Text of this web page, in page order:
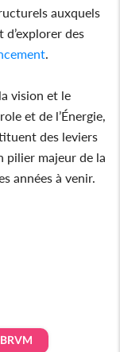
auxquels
des
vision et le
et de l’Énergie,
des leviers
pilier majeur de la
années à venir.
BRVM